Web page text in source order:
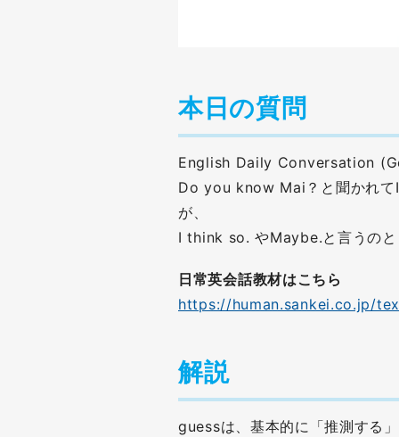
本日の質問
English Daily Conversation
Do you know Mai？と聞かれて
が、
I think so. やMaybe.と言うのと
日常英会話教材はこちら
https://human.sankei.co.jp/
解説
guessは、基本的に「推測する